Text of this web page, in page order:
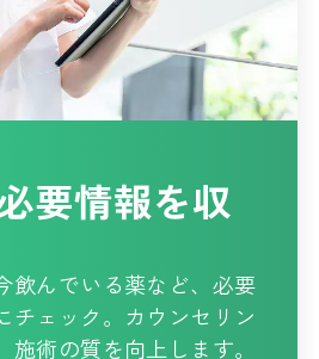
要情報を収
飲んでいる薬など、必要
チェック。カウンセリン
施術の質を向上します。